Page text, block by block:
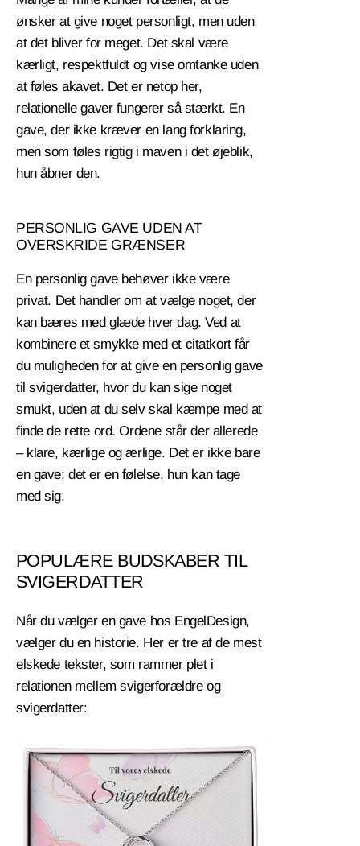
ønsker at give noget personligt, men uden
at det bliver for meget. Det skal være
kærligt, respektfuldt og vise omtanke uden
at føles akavet. Det er netop her,
relationelle gaver fungerer så stærkt. En
gave, der ikke kræver en lang forklaring,
men som føles rigtig i maven i det øjeblik,
hun åbner den.
PERSONLIG GAVE UDEN AT
OVERSKRIDE GRÆNSER
En personlig gave behøver ikke være
privat. Det handler om at vælge noget, der
kan bæres med glæde hver dag. Ved at
kombinere et smykke med et citatkort får
du muligheden for at give en personlig gave
til svigerdatter, hvor du kan sige noget
smukt, uden at du selv skal kæmpe med at
finde de rette ord. Ordene står der allerede
– klare, kærlige og ærlige. Det er ikke bare
en gave; det er en følelse, hun kan tage
med sig.
POPULÆRE BUDSKABER TIL
SVIGERDATTER
Når du vælger en gave hos EngelDesign,
vælger du en historie. Her er tre af de mest
elskede tekster, som rammer plet i
relationen mellem svigerforældre og
svigerdatter: